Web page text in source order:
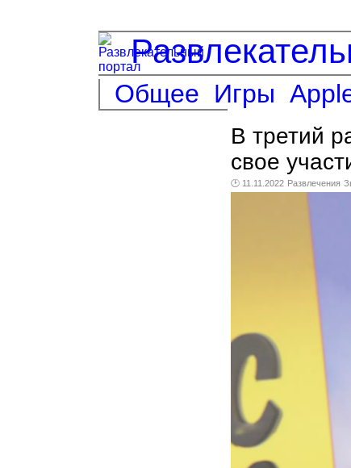
Общее Игры
В третий
свое
🕑 11.11.2022 Развлечения